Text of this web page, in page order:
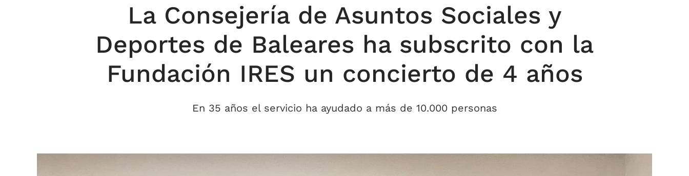
La Consejería de Asuntos Sociales y
Deportes de Baleares ha subscrito con la
Fundación IRES un concierto de 4 años
En 35 años el servicio ha ayudado a más de 10.000 personas